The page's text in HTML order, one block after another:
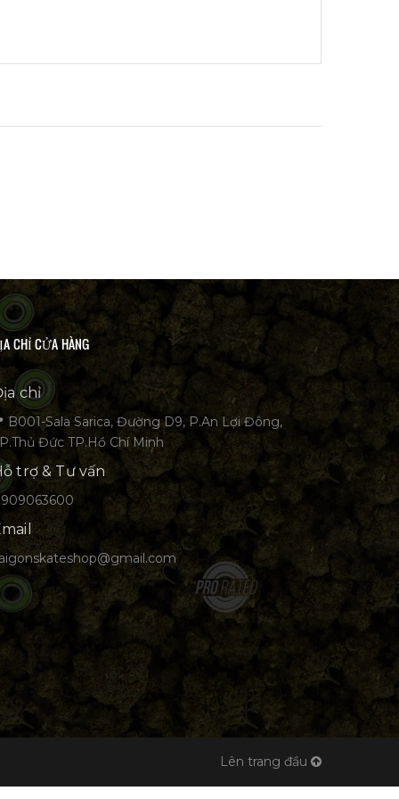
CHỈ CỬA HÀNG
chỉ
B001-Sala Sarica, Đường D9, P.An Lợi Đông,
Đức TP.Hồ Chí Minh
trợ & Tư vấn
Lên trang đầu